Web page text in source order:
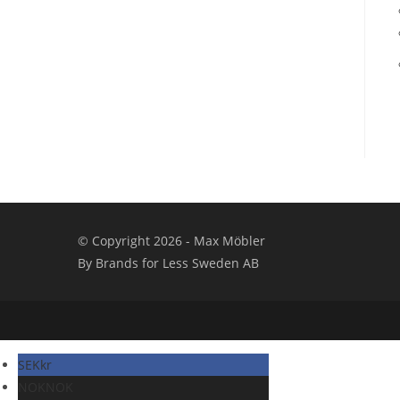
© Copyright 2026 - Max Möbler
By Brands for Less Sweden AB
SEKkr